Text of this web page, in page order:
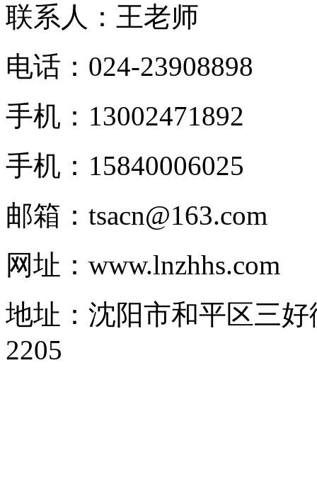
联系人：王老师
电话：024-23908898
手机：13002471892
手机：15840006025
邮箱：tsacn@163.com
网址：www.lnzhhs.com
地址：沈阳市和平区三
2205